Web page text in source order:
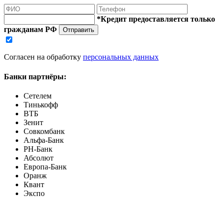
*Кредит предоставляется только
гражданам РФ
Отправить
Согласен на обработку персональных данных
Банки партнёры:
Сетелем
Тинькофф
ВТБ
Зенит
Совкомбанк
Альфа-Банк
РН-Банк
Абсолют
Европа-Банк
Оранж
Квант
Экспо